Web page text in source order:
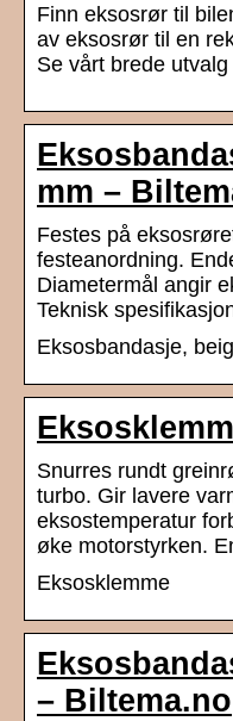
Finn eksosrør til
av eksosrør til en
Se vårt brede
mm –
Festes på
festeanordning.
Diametermål angir
Teknisk
Eksosbandasje,
Snurres rundt
turbo. Gir lavere
eksostemperatur
øke motorstyrken.
Eksosklemme
– Biltema.no